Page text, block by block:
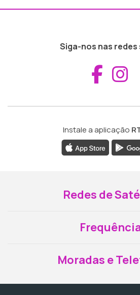
Siga-nos nas redes
Instale a aplicação
Redes de
Moradas e